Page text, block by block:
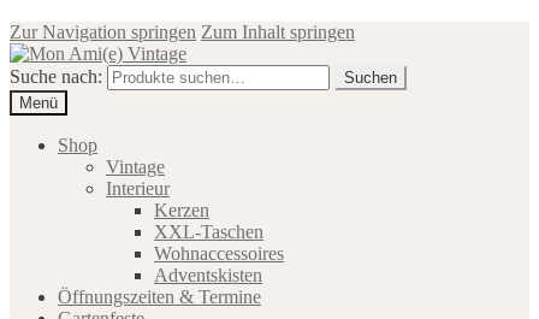
Zur Navigation springen Zum Inhalt springen
Suche nach:
Suchen
Menü
Shop
Vintage
Interieur
Kerzen
XXL-Taschen
Wohnaccessoires
Adventskisten
Öffnungszeiten & Termine